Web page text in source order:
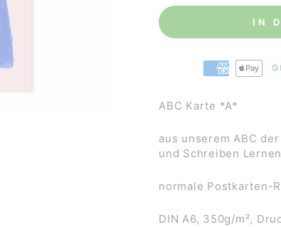
IN
ABC Karte *A*
aus unserem ABC
und Schreiben
normale Postkarten-
DIN A6, 350g/m²,